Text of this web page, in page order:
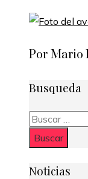
Por Mario
Busqueda
Buscar:
Noticias